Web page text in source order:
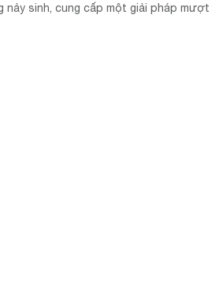
nảy sinh, cung cấp một giải pháp mượt